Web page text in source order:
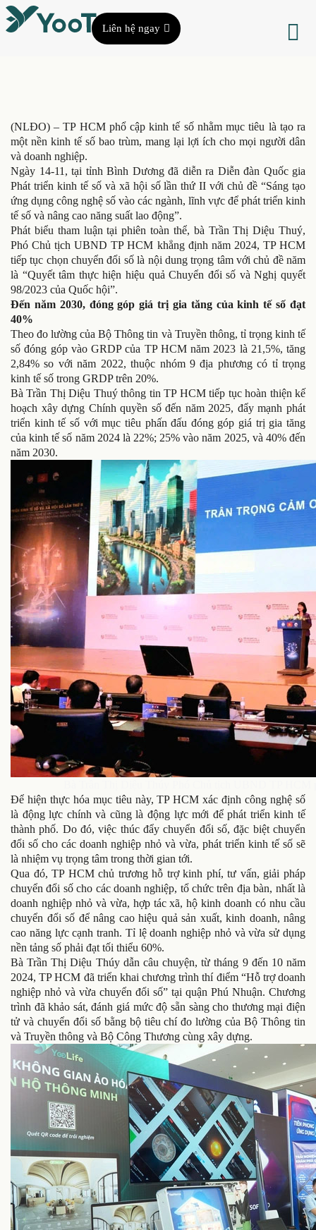
Liên hệ ngay
(NLĐO) – TP HCM phổ cập kinh tế số nhằm mục tiêu là tạo ra
một nền kinh tế số bao trùm, mang lại lợi ích cho mọi người dân
và doanh nghiệp.
Ngày 14-11, tại tỉnh Bình Dương đã diễn ra Diễn đàn Quốc gia
Phát triển kinh tế số và xã hội số lần thứ II với chủ đề “Sáng tạo
ứng dụng công nghệ số vào các ngành, lĩnh vực để phát triển kinh
tế số và nâng cao năng suất lao động”.
Phát biểu tham luận tại phiên toàn thể, bà Trần Thị Diệu Thuý,
Phó Chủ tịch UBND TP HCM khẳng định năm 2024, TP HCM
tiếp tục chọn chuyển đổi số là nội dung trọng tâm với chủ đề năm
là “Quyết tâm thực hiện hiệu quả Chuyển đổi số và Nghị quyết
98/2023 của Quốc hội”.
Đến năm 2030, đóng góp giá trị gia tăng của kinh tế số đạt
40%
Theo đo lường của Bộ Thông tin và Truyền thông, tỉ trọng kinh tế
số đóng góp vào GRDP của TP HCM năm 2023 là 21,5%, tăng
2,84% so với năm 2022, thuộc nhóm 9 địa phương có tỉ trọng
kinh tế số trong GRDP trên 20%.
Bà Trần Thị Diệu Thuý thông tin TP HCM tiếp tục hoàn thiện kế
hoạch xây dựng Chính quyền số đến năm 2025, đẩy mạnh phát
triển kinh tế số với mục tiêu phấn đấu đóng góp giá trị gia tăng
của kinh tế số năm 2024 là 22%; 25% vào năm 2025, và 40% đến
năm 2030.
Để hiện thực hóa mục tiêu này, TP HCM xác định công nghệ số
là động lực chính và cũng là động lực mới để phát triển kinh tế
thành phố. Do đó, việc thúc đẩy chuyển đổi số, đặc biệt chuyển
đổi số cho các doanh nghiệp nhỏ và vừa, phát triển kinh tế số sẽ
là nhiệm vụ trọng tâm trong thời gian tới.
Qua đó, TP HCM chủ trương hỗ trợ kinh phí, tư vấn, giải pháp
chuyển đổi số cho các doanh nghiệp, tổ chức trên địa bàn, nhất là
doanh nghiệp nhỏ và vừa, hợp tác xã, hộ kinh doanh có nhu cầu
chuyển đổi số để nâng cao hiệu quả sản xuất, kinh doanh, nâng
cao năng lực cạnh tranh. Tỉ lệ doanh nghiệp nhỏ và vừa sử dụng
nền tảng số phải đạt tối thiểu 60%.
Bà Trần Thị Diệu Thúy dẫn câu chuyện, từ tháng 9 đến 10 năm
2024, TP HCM đã triển khai chương trình thí điểm “Hỗ trợ doanh
nghiệp nhỏ và vừa chuyển đổi số” tại quận Phú Nhuận. Chương
trình đã khảo sát, đánh giá mức độ sẵn sàng cho thương mại điện
tử và chuyển đổi số bằng bộ tiêu chí đo lường của Bộ Thông tin
và Truyền thông và Bộ Công Thương cùng xây dựng.